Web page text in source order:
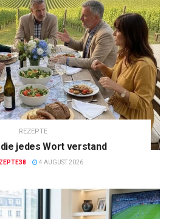
REZEPTE
die jedes Wort verstand
4 AUGUST 2026